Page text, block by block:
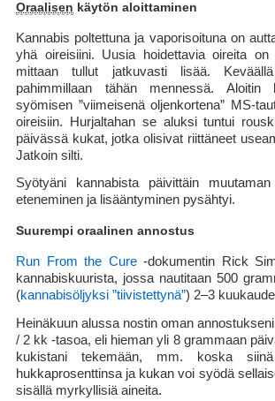
Oraalisen käytön aloittaminen
Kannabis poltettuna ja vaporisoituna on
yhä oireisiini. Uusia hoidettavia oireita
mittaan tullut jatkuvasti lisää.
pahimmillaan tähän mennessä. Aloitin
syömisen ”viimeisenä oljenkortena” MS-
oireisiin. Hurjaltahan se aluksi tuntui
päivässä kukat, jotka olisivat riittäneet
Jatkoin silti.
Syötyäni kannabista päivittäin
eteneminen ja lisääntyminen pysähtyi.
Suurempi oraalinen annostus
Run From the Cure-dokumentin Rick
kannabiskuurista, jossa nautitaan 500
(kannabisöljyksi ”tiivistettynä”) 2–3
Heinäkuun alussa nostin oman
/ 2 kk -tasoa, eli hieman yli 8 grammaan
kukistani tekemään, mm. koska
hukkaprosenttinsa ja kukan voi syödä
sisällä myrkyllisiä aineita.